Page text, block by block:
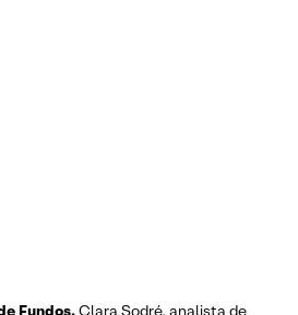
Fundos,Clara Sodré, analista de